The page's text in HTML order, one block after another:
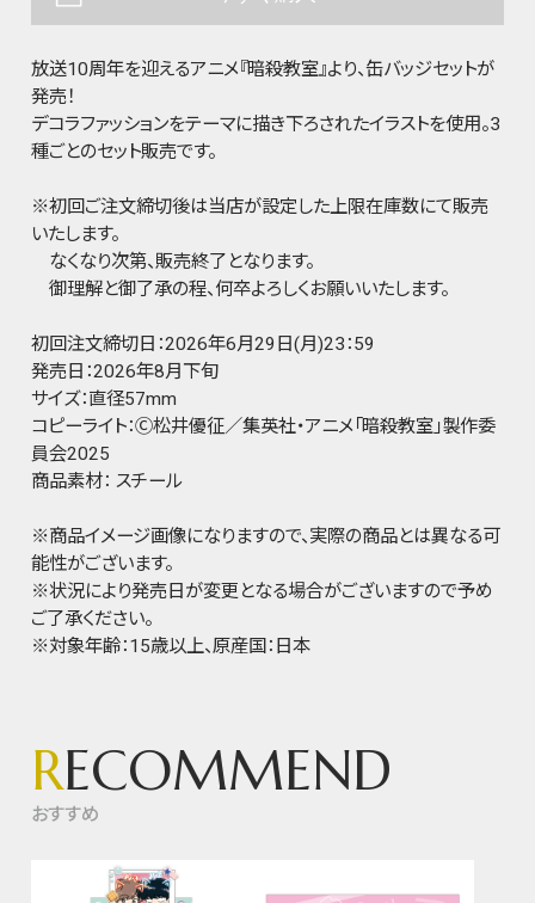
放送10周年を迎えるアニメ『暗殺教室』より、缶バッジセットが
発売！
デコラファッションをテーマに描き下ろされたイラストを使用。3
種ごとのセット販売です。
※初回ご注文締切後は当店が設定した上限在庫数にて販売
いたします。
なくなり次第、販売終了となります。
御理解と御了承の程、何卒よろしくお願いいたします。
初回注文締切日：2026年6月29日(月)23：59
発売日：2026年8月下旬
サイズ：直径57mm
コピーライト：Ⓒ松井優征／集英社・アニメ「暗殺教室」製作委
員会2025
商品素材： スチール
※商品イメージ画像になりますので、実際の商品とは異なる可
能性がございます。
※状況により発売日が変更となる場合がございますので予め
ご了承ください。
※対象年齢：15歳以上、原産国：日本
RECOMMEND
おすすめ